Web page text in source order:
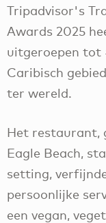
Tripadvisor's
Awards 2025
uitgeroepen tot
Caribisch
ter wereld.
Het restaurant,
Eagle Beach,
setting,
persoonlijke
een vegan,